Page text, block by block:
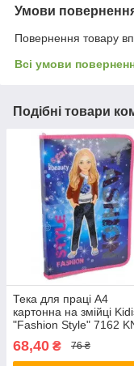
Умови
Повернення товару
Всі умови
Подібні товари
Тека для праці А4
картонна на змійці
"Fashion Style" 7162
68,40 ₴ 76 ₴